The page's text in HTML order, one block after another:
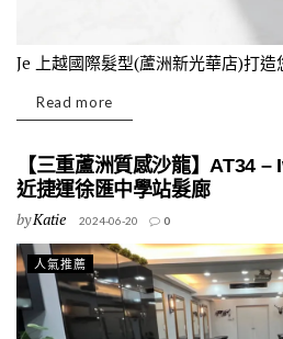
Je 上越國際髮型(蘆洲新光華店)打造
Read more
【三重蘆洲質感沙龍】AT34
近捷運徐匯中學站髮廊
byKatie 2024-06-20 0
人氣推薦